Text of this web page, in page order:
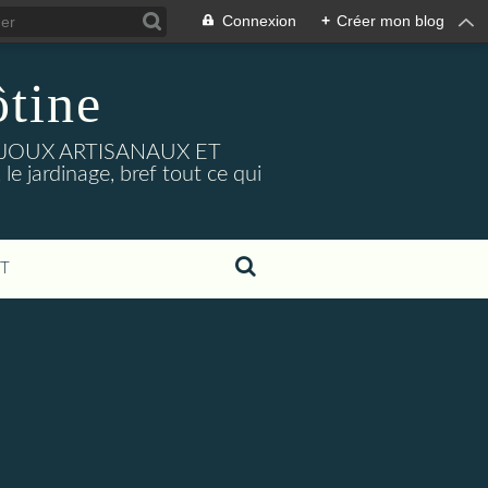
Connexion + Créer mon blog
ARTISANAUX ET
jardinage, bref tout ce qui